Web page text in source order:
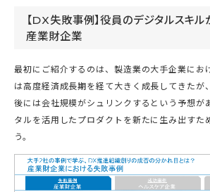
【DX失敗事例】役員のデジタルスキ
産業財企業
最初にご紹介するのは、製造業の大手企業にお
は高度経済成長期を経て大きく成長してきた
後には会社規模がシュリンクするという予想が
タルを活用したプロダクトを新たに生み出すた
う。